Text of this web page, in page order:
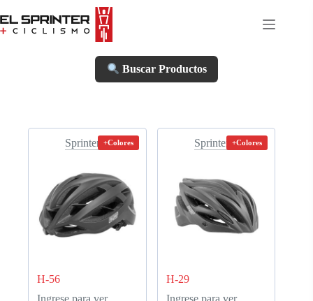
to
content
Buscar Productos
Sprinter +Colores
H-56
Ingrese para ver
Sprinter +Colores
H-29
Ingrese para ver